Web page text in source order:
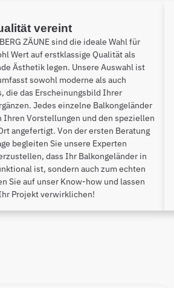
vereint
ZÄUNE sind die ideale Wahl für
Wert auf erstklassige Qualität als
Ästhetik legen. Unsere Auswahl ist
sowohl moderne als auch
die das Erscheinungsbild Ihrer
Jedes einzelne Balkongeländer
Vorstellungen und den speziellen
angefertigt. Von der ersten Beratung
begleiten Sie unsere Experten
dass Ihr Balkongeländer in
ist, sondern auch zum echten
Sie auf unser Know-how und lassen
Projekt verwirklichen!